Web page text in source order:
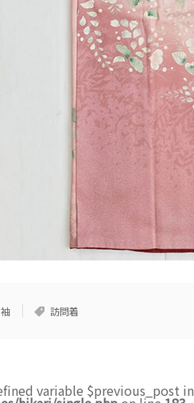
訪問着
variable $previous_post in